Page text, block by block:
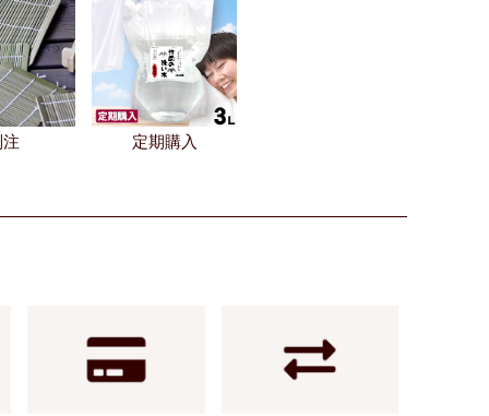
定期購入